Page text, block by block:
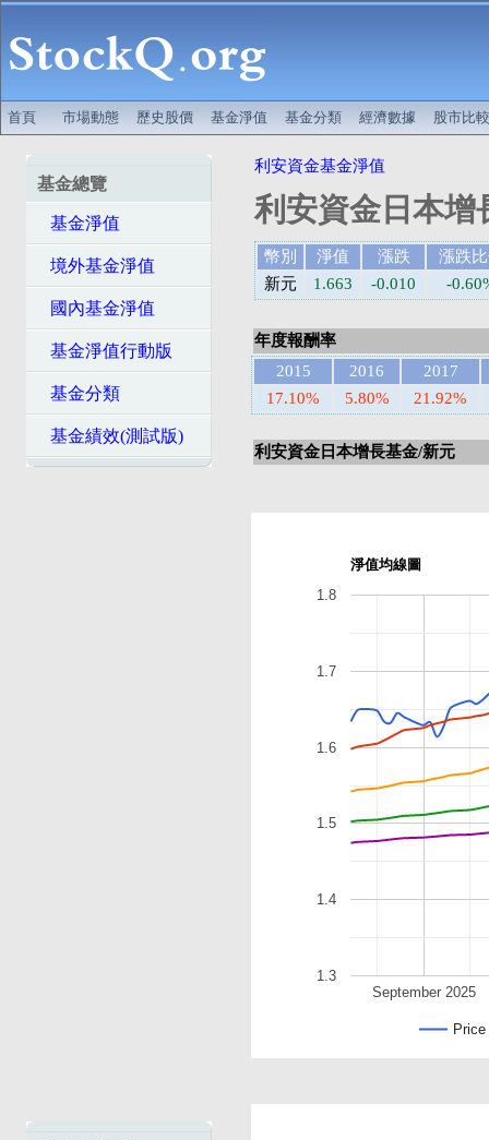
首頁 市場動態 歷史股價 基金淨值 基金分類 經濟數據 股市比較
基金總覽
基金淨值
境外基金淨值
國內基金淨值
基金淨值行動版
基金分類
基金績效(測試版)
利安資金基金淨值
利安資金日本增
幣別 淨值 漲跌
漲跌
新元
1.663 -0.010 -
年度報酬率
2015
2016
2017
17.10%
5.80% 21.92%
利安資金日本增長基金/新元
淨值均線圖
Price
September 2025
1.3
1.4
1.5
1.6
1.7
1.8